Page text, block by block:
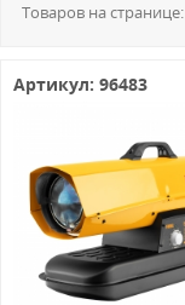
Товаров на странице:
Артикул: 96483